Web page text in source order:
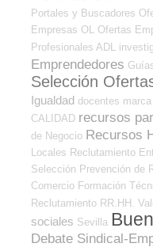
Portales y Buscadores
Empresas OL
Ofertas
Profesionales ADL
Emprendedores
Selección
Igualdad docentes
CALIDAD recursos
de Negocio Recursos
Locales Reclutamiento
Selección Prevención de
Comercio Formación
Reclutamiento RR.HH.
sociales Sevilla
Debate Sindical-